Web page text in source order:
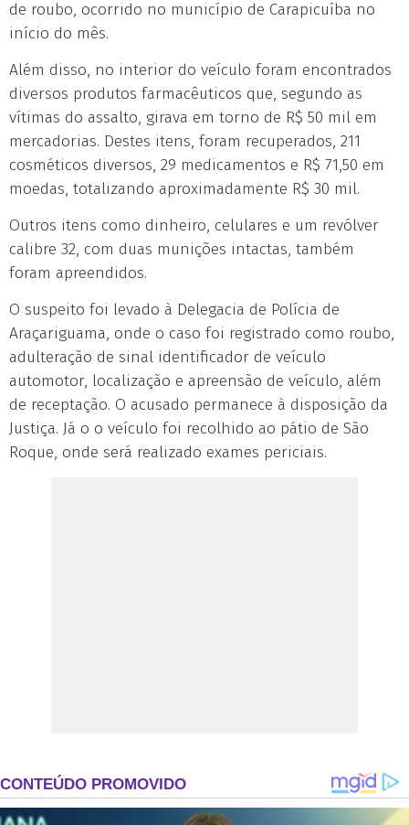
de roubo, ocorrido no município de Carapicuíba no
início do mês.
Além disso, no interior do veículo foram encontrados
diversos produtos farmacêuticos que, segundo as
vítimas do assalto, girava em torno de R$ 50 mil em
mercadorias. Destes itens, foram recuperados, 211
cosméticos diversos, 29 medicamentos e R$ 71,50 em
moedas, totalizando aproximadamente R$ 30 mil.
Outros itens como dinheiro, celulares e um revólver
calibre 32, com duas munições intactas, também
foram apreendidos.
O suspeito foi levado à Delegacia de Polícia de
Araçariguama, onde o caso foi registrado como roubo,
adulteração de sinal identificador de veículo
automotor, localização e apreensão de veículo, além
de receptação. O acusado permanece à disposição da
Justiça. Já o o veículo foi recolhido ao pátio de São
Roque, onde será realizado exames periciais.